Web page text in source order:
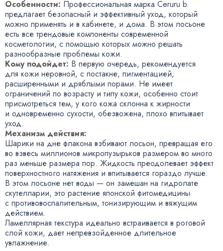
Особенности: Профессиональная марка Ceruru b.
предлагает безопасный и эффективный уход, который
можно применять и в кабинете, и дома. В этом лосьоне
есть все трендовые компоненты современной
косметологии, с помощью которых можно решать
разнообразные проблемы кожи.
Кому подойдет: В первую очередь, рекомендуется
для кожи неровной, с постакне, пигментацией,
расширенными и дряблыми порами. Не имеет
ограничений по возрасту и типу кожи, особенно стоит
присмотреться тем, у кого кожа склонна к жирности
и одновременно сухости, обезвожена, плохо впитывает
уход.
Механизм действия:
Шарики на дне флакона взбивают лосьон, превращая его
во взвесь миллионов микропузырьков размером во много
раз меньше размера пор. Жидкость преодолевает эффект
поверхностного натяжения и впитывается гораздо лучше.
В этом лосьоне нет воды — он замешан на гидролате
скутелларии, это растение японской фитомедицины
с противовоспалительным, тонизирующим и вяжущим
действием.
Ламеллярная текстура идеально встраивается в роговой
слой кожи, дает непревзойденное длительное
увлажнение.